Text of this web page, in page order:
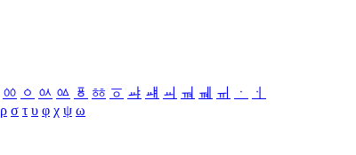
ㆀ ㆁ ㆂ ㆃ ㆄ ㆅ ㆆ ㆇ ㆈ ㆉ ㆊ ㆋ ㆌ ㆍ
ㆎ
ρ σ τ υ φ χ ψ ω